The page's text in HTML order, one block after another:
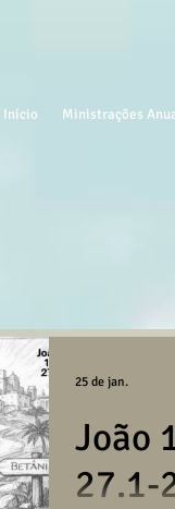
Início Ministrações
João
27.1-
25 de jan.